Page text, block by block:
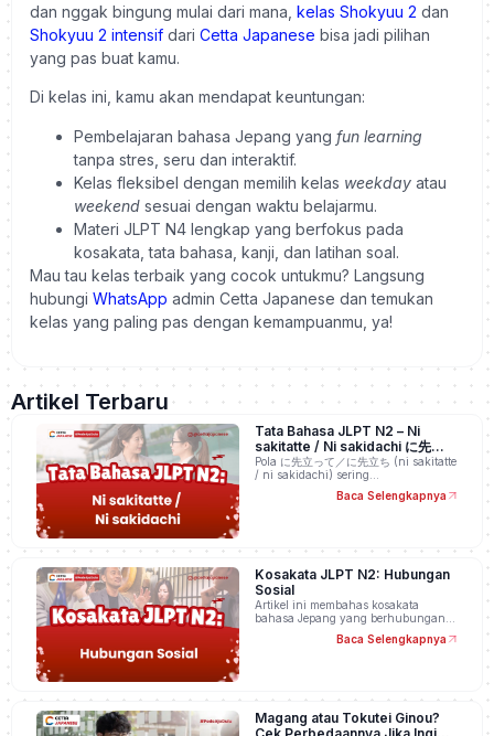
dan nggak bingung mulai dari mana, kelas Shokyuu 2 dan
Shokyuu 2 intensif dari Cetta Japanese bisa jadi pilihan
yang pas buat kamu.
Di kelas ini, kamu akan mendapat keuntungan:
Pembelajaran bahasa Jepang yang fun learning
tanpa stres, seru dan interaktif.
Kelas fleksibel dengan memilih kelas weekday atau
weekend sesuai dengan waktu belajarmu.
Materi JLPT N4 lengkap yang berfokus pada
kosakata, tata bahasa, kanji, dan latihan soal.
Mau tau kelas terbaik yang cocok untukmu? Langsung
hubungi WhatsApp admin Cetta Japanese dan temukan
kelas yang paling pas dengan kemampuanmu, ya!
Artikel Terbaru
Tata Bahasa JLPT N2 – Ni
sakitatte / Ni sakidachi に先立っ
て／に先立ち
Pola に先立って／に先立ち (ni sakitatte
/ ni sakidachi) sering…
Baca Selengkapnya
Kosakata JLPT N2: Hubungan
Sosial
Artikel ini membahas kosakata
bahasa Jepang yang berhubungan…
Baca Selengkapnya
Magang atau Tokutei Ginou?